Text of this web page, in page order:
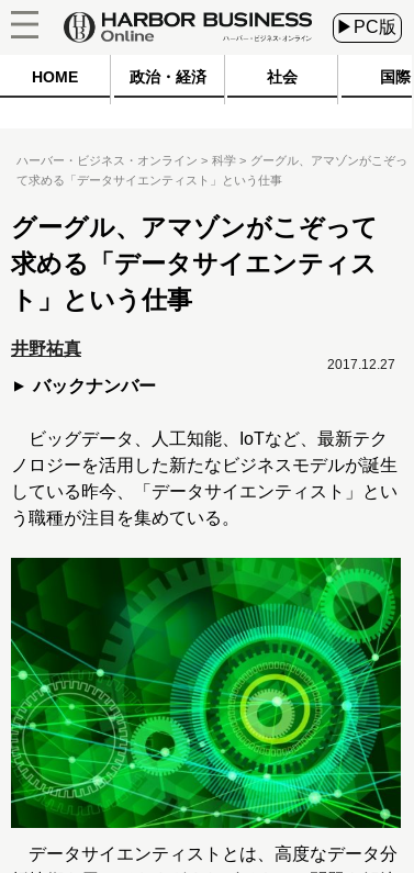
▶PC版
HOME 政治・経済 社会 国際
ハーバー・ビジネス・オンライン 科学
グーグル、アマゾンがこぞっ
て求める「データサイエンティスト」という仕事
グーグル、アマゾンがこぞって
求める「データサイエンティス
ト」という仕事
井野祐真
バックナンバー
2017.12.27
ビッグデータ、人工知能、IoTなど、最新テク
ノロジーを活用した新たなビジネスモデルが誕生
している昨今、「データサイエンティスト」とい
う職種が注目を集めている。
データサイエンティストとは、高度なデータ分